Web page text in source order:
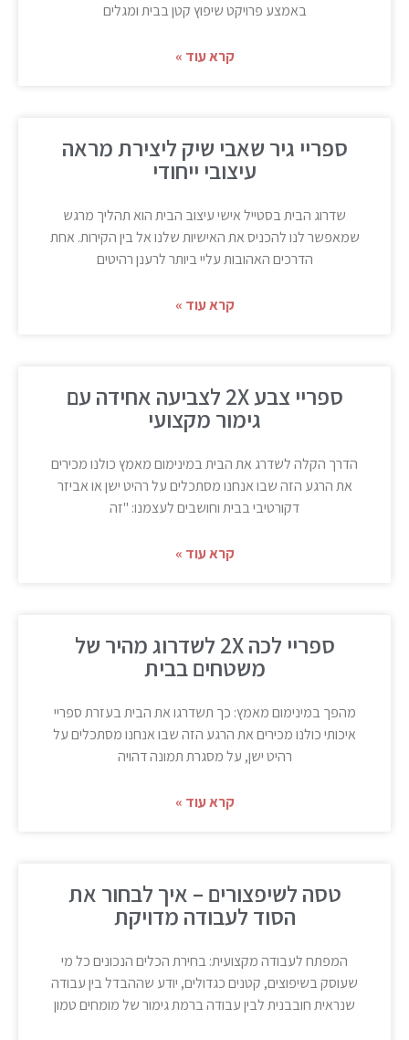
באמצע פרויקט שיפוץ קטן בבית ומגלים
קרא עוד »
ספריי גיר שאבי שיק ליצירת מראה
עיצובי ייחודי
שדרוג הבית בסטייל אישי עיצוב הבית הוא תהליך מרגש
שמאפשר לנו להכניס את האישיות שלנו אל בין הקירות. אחת
הדרכים האהובות עליי ביותר לרענן רהיטים
קרא עוד »
ספריי צבע 2X לצביעה אחידה עם
גימור מקצועי
הדרך הקלה לשדרג את הבית במינימום מאמץ כולנו מכירים
את הרגע הזה שבו אנחנו מסתכלים על רהיט ישן או אביזר
דקורטיבי בבית וחושבים לעצמנו: "זה
קרא עוד »
ספריי לכה 2X לשדרוג מהיר של
משטחים בבית
מהפך במינימום מאמץ: כך תשדרגו את הבית בעזרת ספריי
איכותי כולנו מכירים את הרגע הזה שבו אנחנו מסתכלים על
רהיט ישן, על מסגרת תמונה דהויה
קרא עוד »
טסה לשיפצורים – איך לבחור את
הסוד לעבודה מדויקת
המפתח לעבודה מקצועית: בחירת הכלים הנכונים כל מי
שעוסק בשיפוצים, קטנים כגדולים, יודע שההבדל בין עבודה
שנראית חובבנית לבין עבודה ברמת גימור של מומחים טמון